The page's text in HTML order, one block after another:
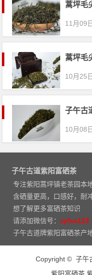
蒿坪毛
11月09日
蒿坪毛
10月25日
子午古
10月08日
子午古道紫阳富硒茶
专注紫阳蒿坪镇老茶园本
含硒量更高，口感好，耐
想了解更多富硒茶知识
请添加微信号：zyfxc123
子午古道牌紫阳富硒茶产
Copyright © 子午